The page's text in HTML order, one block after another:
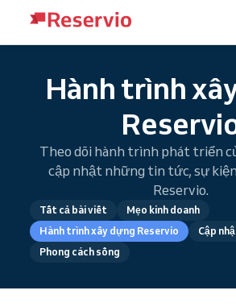
Hành trình
Theo dõi hành trình phát triển
cập nhật những tin tức, sự
Reservio.
Tất cả bài viết
Mẹo kinh doanh
Hành trình xây dựng Reservio
Cập
Phong cách sống